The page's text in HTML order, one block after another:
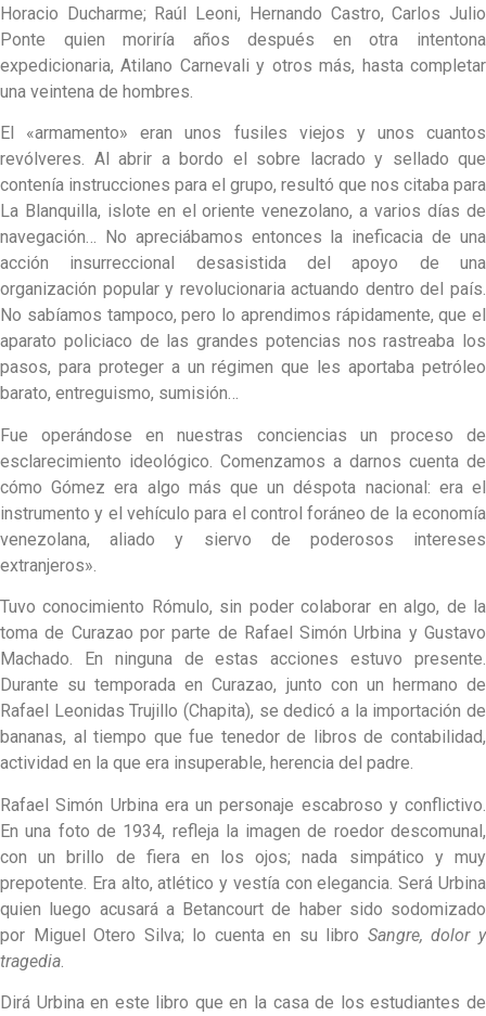
Horacio Ducharme; Raúl Leoni, Hernando Castro, Carlos Julio
Ponte quien moriría años después en otra intentona
expedicionaria, Atilano Carnevali y otros más, hasta completar
una veintena de hombres.
El «armamento» eran unos fusiles viejos y unos cuantos
revólveres. Al abrir a bordo el sobre lacrado y sellado que
contenía instrucciones para el grupo, resultó que nos citaba para
La Blanquilla, islote en el oriente venezolano, a varios días de
navegación… No apreciábamos entonces la ineficacia de una
acción insurreccional desasistida del apoyo de una
organización popular y revolucionaria actuando dentro del país.
No sabíamos tampoco, pero lo aprendimos rápidamente, que el
aparato policiaco de las grandes potencias nos rastreaba los
pasos, para proteger a un régimen que les aportaba petróleo
barato, entreguismo, sumisión…
Fue operándose en nuestras conciencias un proceso de
esclarecimiento ideológico. Comenzamos a darnos cuenta de
cómo Gómez era algo más que un déspota nacional: era el
instrumento y el vehículo para el control foráneo de la economía
venezolana, aliado y siervo de poderosos intereses
extranjeros».
Tuvo conocimiento Rómulo, sin poder colaborar en algo, de la
toma de Curazao por parte de Rafael Simón Urbina y Gustavo
Machado. En ninguna de estas acciones estuvo presente.
Durante su temporada en Curazao, junto con un hermano de
Rafael Leonidas Trujillo (Chapita), se dedicó a la importación de
bananas, al tiempo que fue tenedor de libros de contabilidad,
actividad en la que era insuperable, herencia del padre.
Rafael Simón Urbina era un personaje escabroso y conflictivo.
En una foto de 1934, refleja la imagen de roedor descomunal,
con un brillo de fiera en los ojos; nada simpático y muy
prepotente. Era alto, atlético y vestía con elegancia. Será Urbina
quien luego acusará a Betancourt de haber sido sodomizado
por Miguel Otero Silva; lo cuenta en su libro Sangre, dolor y
tragedia
Dirá Urbina en este libro que en la casa de los estudiantes de